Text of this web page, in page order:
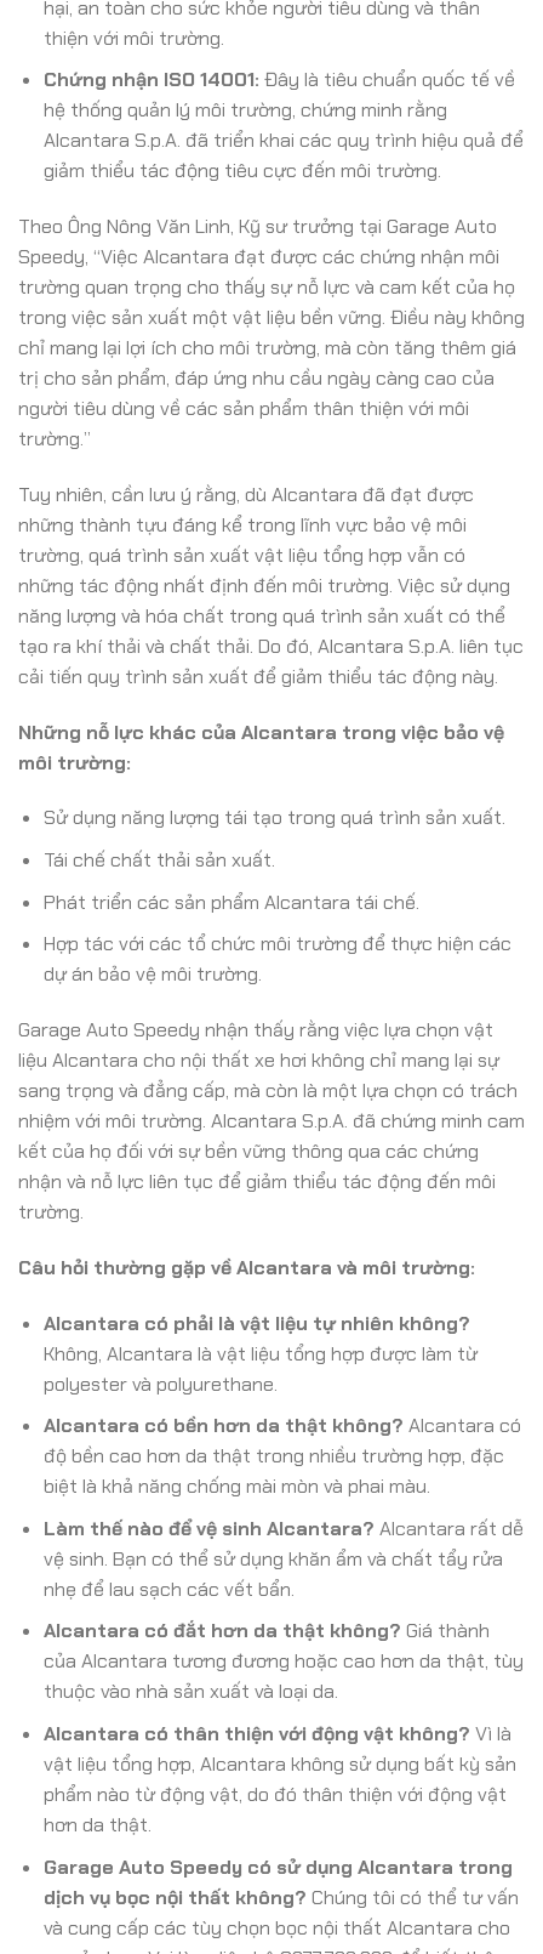
hại, an toàn cho sức khỏe người tiêu dùng và thân
thiện với môi trường.
Chứng nhận ISO 14001: Đây là tiêu chuẩn quốc tế về
hệ thống quản lý môi trường, chứng minh rằng
Alcantara S.p.A. đã triển khai các quy trình hiệu quả để
giảm thiểu tác động tiêu cực đến môi trường.
Theo Ông Nông Văn Linh, Kỹ sư trưởng tại Garage Auto
Speedy, “Việc Alcantara đạt được các chứng nhận môi
trường quan trọng cho thấy sự nỗ lực và cam kết của họ
trong việc sản xuất một vật liệu bền vững. Điều này không
chỉ mang lại lợi ích cho môi trường, mà còn tăng thêm giá
trị cho sản phẩm, đáp ứng nhu cầu ngày càng cao của
người tiêu dùng về các sản phẩm thân thiện với môi
trường.”
Tuy nhiên, cần lưu ý rằng, dù Alcantara đã đạt được
những thành tựu đáng kể trong lĩnh vực bảo vệ môi
trường, quá trình sản xuất vật liệu tổng hợp vẫn có
những tác động nhất định đến môi trường. Việc sử dụng
năng lượng và hóa chất trong quá trình sản xuất có thể
tạo ra khí thải và chất thải. Do đó, Alcantara S.p.A. liên tục
cải tiến quy trình sản xuất để giảm thiểu tác động này.
Những nỗ lực khác của Alcantara trong việc bảo vệ
môi trường:
Sử dụng năng lượng tái tạo trong quá trình sản xuất.
Tái chế chất thải sản xuất.
Phát triển các sản phẩm Alcantara tái chế.
Hợp tác với các tổ chức môi trường để thực hiện các
dự án bảo vệ môi trường.
Garage Auto Speedy nhận thấy rằng việc lựa chọn vật
liệu Alcantara cho nội thất xe hơi không chỉ mang lại sự
sang trọng và đẳng cấp, mà còn là một lựa chọn có trách
nhiệm với môi trường. Alcantara S.p.A. đã chứng minh cam
kết của họ đối với sự bền vững thông qua các chứng
nhận và nỗ lực liên tục để giảm thiểu tác động đến môi
trường.
Câu hỏi thường gặp về Alcantara và môi trường:
Alcantara có phải là vật liệu tự nhiên không?
Không, Alcantara là vật liệu tổng hợp được làm từ
polyester và polyurethane.
Alcantara có bền hơn da thật không? Alcantara có
độ bền cao hơn da thật trong nhiều trường hợp, đặc
biệt là khả năng chống mài mòn và phai màu.
Làm thế nào để vệ sinh Alcantara? Alcantara rất dễ
vệ sinh. Bạn có thể sử dụng khăn ẩm và chất tẩy rửa
nhẹ để lau sạch các vết bẩn.
Alcantara có đắt hơn da thật không? Giá thành
của Alcantara tương đương hoặc cao hơn da thật, tùy
thuộc vào nhà sản xuất và loại da.
Alcantara có thân thiện với động vật không? Vì là
vật liệu tổng hợp, Alcantara không sử dụng bất kỳ sản
phẩm nào từ động vật, do đó thân thiện với động vật
hơn da thật.
Garage Auto Speedy có sử dụng Alcantara trong
dịch vụ bọc nội thất không? Chúng tôi có thể tư vấn
và cung cấp các tùy chọn bọc nội thất Alcantara cho